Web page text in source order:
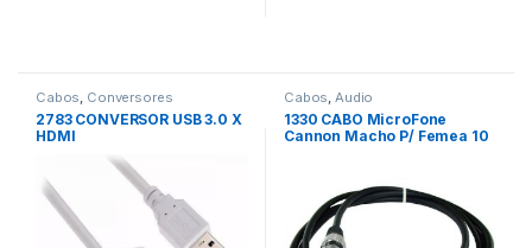
Cabos Conversores
2783 CONVERSOR USB 3.0 X
HDMI
Cabos Audio
1330 CABO MicroFone
Cannon Macho P/ Femea 10